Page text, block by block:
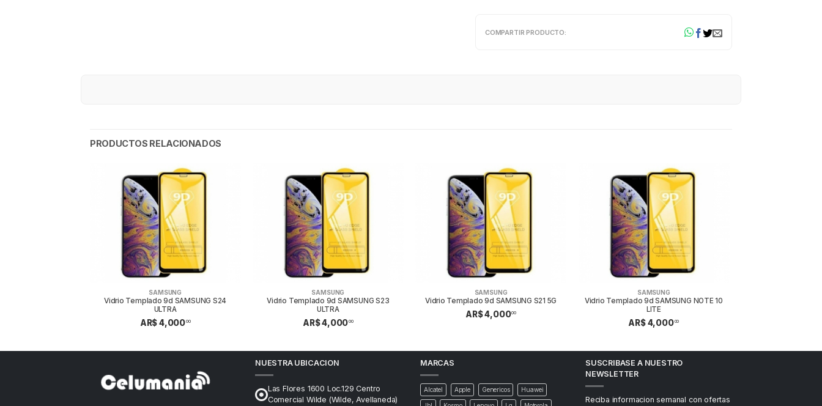
COMPARTIR PRODUCTO:
PRODUCTOS RELACIONADOS
SAMSUNG
Vidrio Templado 9d SAMSUNG S24
ULTRA
AR$ 4,00000
SAMSUNG
Vidrio Templado 9d SAMSUNG S23
ULTRA
AR$ 4,00000
SAMSUNG
Vidrio Templado 9d SAMSUNG S21 5G
AR$ 4,00000
SAMSUNG
Vidrio Templado 9d SAMSUNG NOTE 10
LITE
AR$ 4,00000
NUESTRA UBICACION
Las Flores 1600 Loc.129 Centro
Comercial Wilde (Wilde, Avellaneda)
MARCAS
Alcatel Apple Genericos Huawei
SUSCRIBASE A NUESTRO
NEWSLETTER
Reciba informacion semanal con ofertas